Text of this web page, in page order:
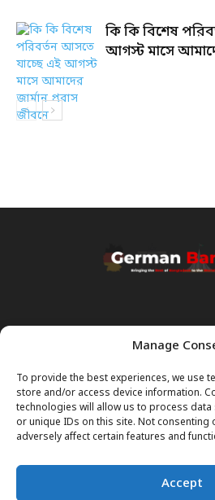
Manage
To provide the best experiences, we use
store and/or access device information.
technologies will allow us to process
or unique IDs on this site. Not consenting
adversely affect certain features and
Accept
কি কি বিশেষ
আগস্ট মাসে
Transparency & Disclaimer:
Some content and images on this site are
assistance of Artificial Intelligence (AI).
can occasionally produce incorrect or
Please Note:The content on
professional advice. Always verify official
with government authorities before taking